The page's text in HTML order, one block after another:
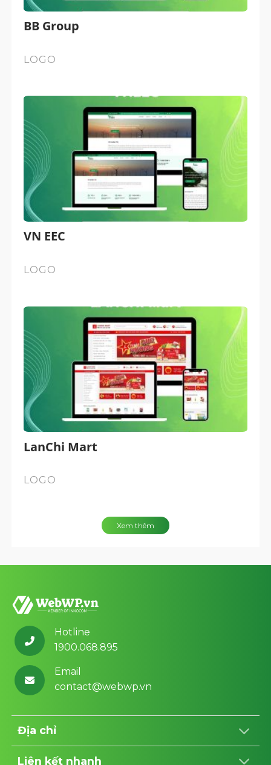
LOGO
BB Group
LOGO
VN EEC
LOGO
LanChi Mart
Xem thêm
Hotline
1900.068.895
Email
contact@webwp.vn
Địa chỉ
Liên kết nhanh